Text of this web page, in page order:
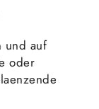
und auf
oder